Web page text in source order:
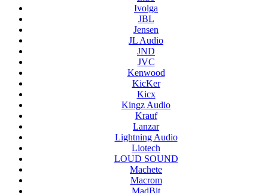
Ivolga
JBL
Jensen
JL Audio
JND
JVC
Kenwood
KicKer
Kicx
Kingz Audio
Krauf
Lanzar
Lightning Audio
Liotech
LOUD SOUND
Machete
Macrom